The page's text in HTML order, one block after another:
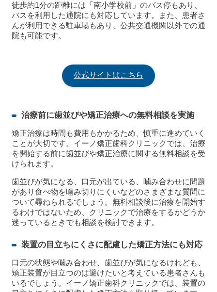
徒歩約1分の距離には「南小学校前」のバス停もあり、
バスを利用した通院にも対応しています。また、患者さ
んが利用できる駐車場もあり、公共交通機関以外での通
院も可能です。
公式サイトはこちら
治療前に歯並びや矯正治療への無料相談を実施
矯正治療は時間も費用もかかるため、慎重に進めていく
ことが大切です。イーノ矯正歯科クリニックでは、治療
を開始する前に歯並びや矯正治療に関する無料相談を受
けられます。
歯並びが気になる、口元が出ている、噛み合わせに問題
があり食べ物を噛み切りにくいなどのさまざまな質問に
ついて尋ねられるでしょう。無料相談後に治療を開始す
るわけではないため、クリニックで治療をするかどうか
迷っているときでも相談を検討できます。
装置の目立ちにくさに配慮した矯正方法にも対応
口元の状態や噛み合わせ、歯並びが気になるけれども、
矯正装置が目立つのは避けたいと考えている患者さんも
いるでしょう。イーノ矯正歯科クリニックでは、装置の